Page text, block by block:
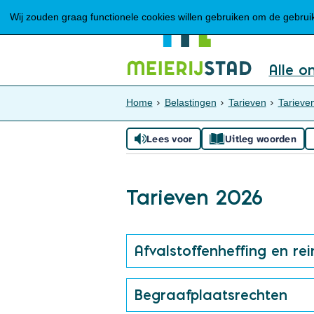
Wij zouden graag functionele cookies willen gebruiken om de
Alle
Home Belastingen Tarieven
Lees voor Uitleg woorden
Tarieven 2026
Afvalstoffenheffing en
Begraafplaatsrechten